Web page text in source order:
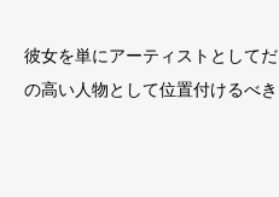
彼女を単にアーティストとして
の高い人物として位置付けるべき